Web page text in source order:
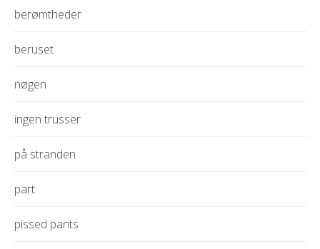
berømtheder
beruset
nøgen
ingen trusser
på stranden
part
pissed pants